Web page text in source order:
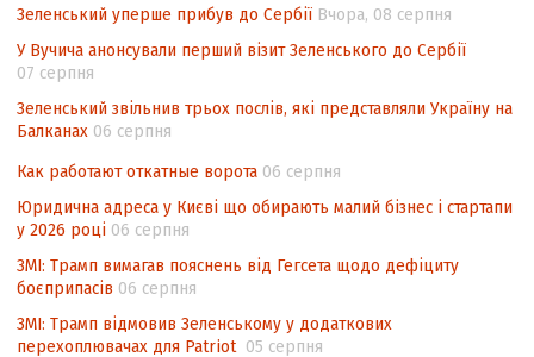
невизначеності механізму повторного
підрахунку голосів виборців
Зеленський уперше прибув до Сербії Вчора, 08 серпня
У Вучича анонсували перший візит Зеленського до Сербії
07 серпня
Зеленський звільнив трьох послів, які представляли Україну на
Балканах 06 серпня
Как работают откатные ворота 06 серпня
Юридична адреса у Києві що обирають малий бізнес і стартапи
у 2026 році 06 серпня
ЗМІ: Трамп вимагав пояснень від Гегсета щодо дефіциту
боєприпасів 06 серпня
ЗМІ: Трамп відмовив Зеленському у додаткових
перехоплювачах для Patriot 05 серпня